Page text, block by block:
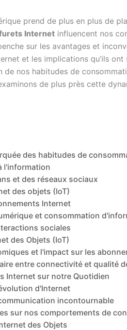
prend de plus en plus de
Internet influencent nos
sur les avantages et
et les implications qu’ils
de nos habitudes de
de plus près cette
des habitudes de
l'information
et des réseaux sociaux
des objets (IoT)
Internet
et consommation
sociales
des Objets (IoT)
et l'impact sur les
entre connectivité et qualité
Internet sur notre Quotidien
d'Internet
incontournable
sur nos comportements de
des Objets